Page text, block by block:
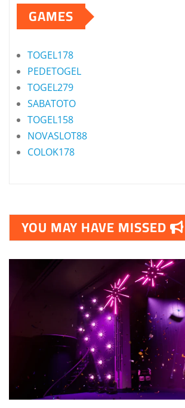
GAMES
TOGEL178
PEDETOGEL
TOGEL279
SABATOTO
TOGEL158
NOVASLOT88
COLOK178
YOU MAY HAVE MISSED